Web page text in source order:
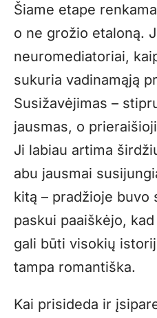
Šiame etape
o ne grožio etaloną.
neuromediatoriai,
sukuria vadinamąją
Susižavėjimas –
jausmas, o
Ji labiau artima
abu jausmai
kitą – pradžioje buvo
paskui paaiškėjo,
gali būti visokių
tampa romantiška.
Kai prisideda ir